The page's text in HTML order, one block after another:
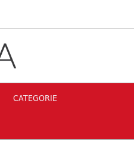
CATEGORIE